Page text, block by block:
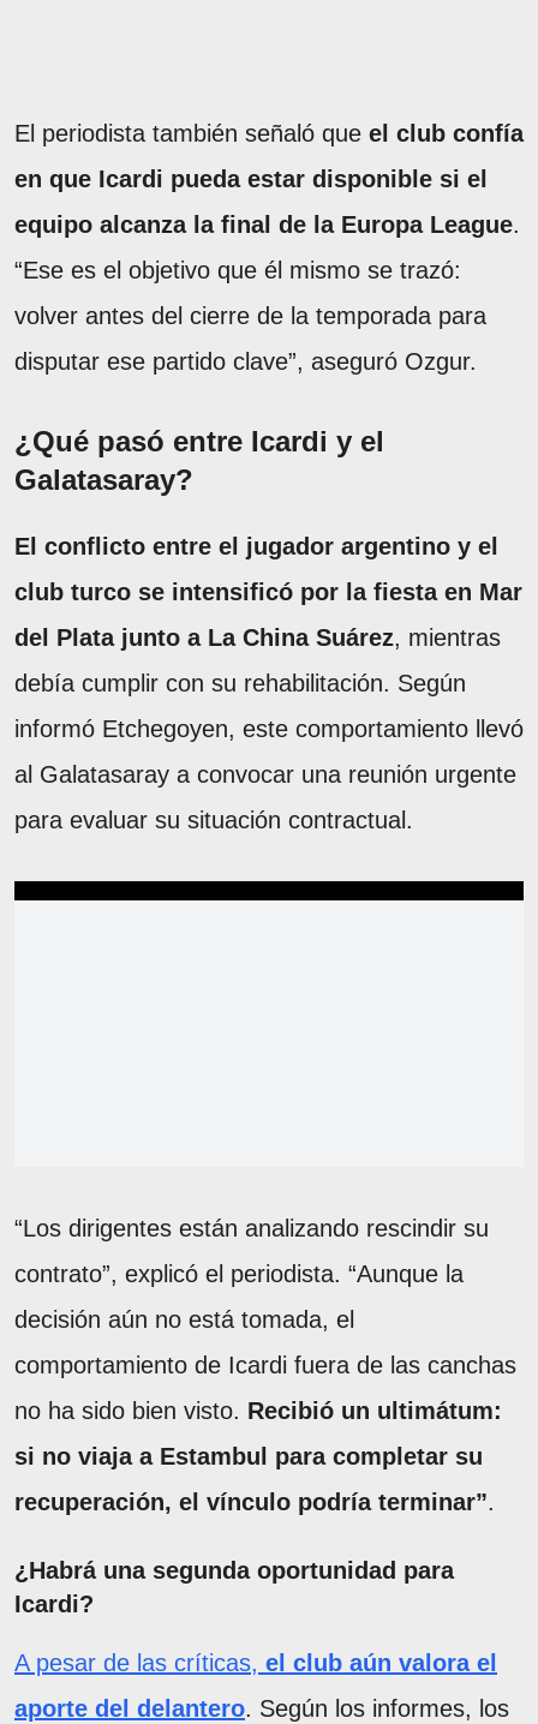
El periodista también señaló que el club confía
en que Icardi pueda estar disponible si el
equipo alcanza la final de la Europa League.
“Ese es el objetivo que él mismo se trazó:
volver antes del cierre de la temporada para
disputar ese partido clave”, aseguró Ozgur.
¿Qué pasó entre Icardi y el
Galatasaray?
El conflicto entre el jugador argentino y el
club turco se intensificó por la fiesta en Mar
del Plata junto a La China Suárez, mientras
debía cumplir con su rehabilitación. Según
informó Etchegoyen, este comportamiento llevó
al Galatasaray a convocar una reunión urgente
para evaluar su situación contractual.
“Los dirigentes están analizando rescindir su
contrato”, explicó el periodista. “Aunque la
decisión aún no está tomada, el
comportamiento de Icardi fuera de las canchas
no ha sido bien visto. Recibió un ultimátum:
si no viaja a Estambul para completar su
recuperación, el vínculo podría terminar”.
¿Habrá una segunda oportunidad para
Icardi?
A pesar de las críticas, el club aún valora el
aporte del delantero. Según los informes, los